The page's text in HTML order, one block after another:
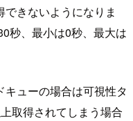
きないようになりま
秒、最小は0秒、最大は
ューの場合は可視性タ
取得されてしまう場合